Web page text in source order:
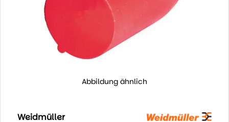
Abbildung ähnlich
Weidmüller